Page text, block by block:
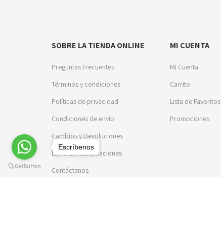
SOBRE LA TIENDA ONLINE
Preguntas Frecuentes
Términos y condiciones
Políticas de privacidad
Condiciones de envío
Cambios y Devoluciones
Libro de Reclamaciones
Contáctanos
MI CUENTA
Mi Cuenta
Carrito
Lista de Favoritos
Promociones
Escríbenos